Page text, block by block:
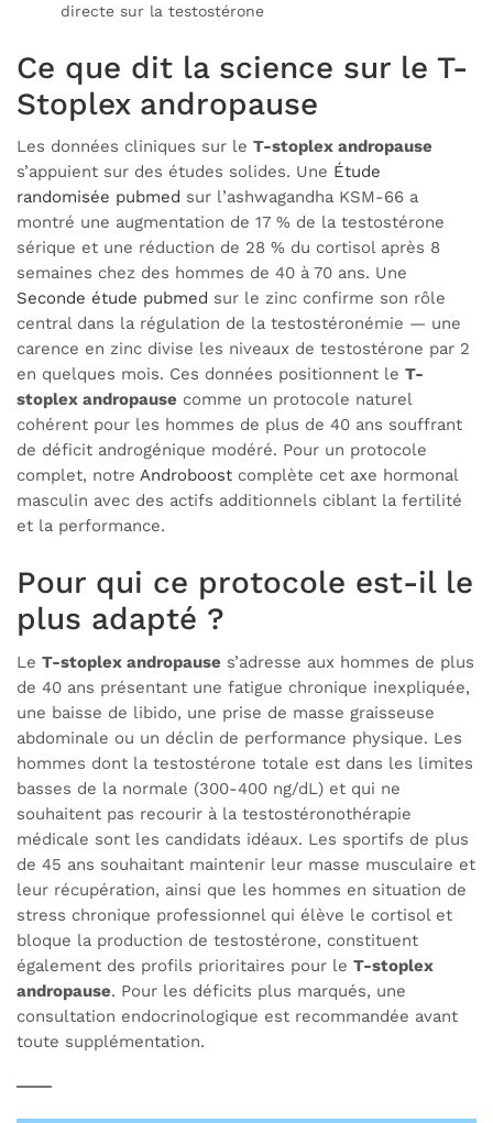
directe sur la testostérone
Ce que dit la science sur le T-
Stoplex andropause
Les données cliniques sur le T-stoplex andropause
s’appuient sur des études solides. Une Étude
randomisée pubmed sur l’ashwagandha KSM-66 a
montré une augmentation de 17 % de la testostérone
sérique et une réduction de 28 % du cortisol après 8
semaines chez des hommes de 40 à 70 ans. Une
Seconde étude pubmed sur le zinc confirme son rôle
central dans la régulation de la testostéronémie — une
carence en zinc divise les niveaux de testostérone par 2
en quelques mois. Ces données positionnent le T-
stoplex andropause comme un protocole naturel
cohérent pour les hommes de plus de 40 ans souffrant
de déficit androgénique modéré. Pour un protocole
complet, notre Androboost complète cet axe hormonal
masculin avec des actifs additionnels ciblant la fertilité
et la performance.
Pour qui ce protocole est-il le
plus adapté ?
Le T-stoplex andropause s’adresse aux hommes de plus
de 40 ans présentant une fatigue chronique inexpliquée,
une baisse de libido, une prise de masse graisseuse
abdominale ou un déclin de performance physique. Les
hommes dont la testostérone totale est dans les limites
basses de la normale (300-400 ng/dL) et qui ne
souhaitent pas recourir à la testostéronothérapie
médicale sont les candidats idéaux. Les sportifs de plus
de 45 ans souhaitant maintenir leur masse musculaire et
leur récupération, ainsi que les hommes en situation de
stress chronique professionnel qui élève le cortisol et
bloque la production de testostérone, constituent
également des profils prioritaires pour le T-stoplex
andropause. Pour les déficits plus marqués, une
consultation endocrinologique est recommandée avant
toute supplémentation.